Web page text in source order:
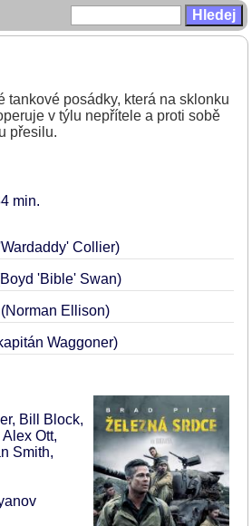
tankové posádky, která na sklonku
v týlu nepřítele a proti sobě
přesilu.
min
Collier)
'Bible' Swan)
(Norman Ellison)
Waggoner)
Bill Block,
Ott,
Smith,